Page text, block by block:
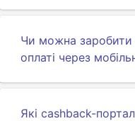
Чи можна
оплаті через
Які cashback-